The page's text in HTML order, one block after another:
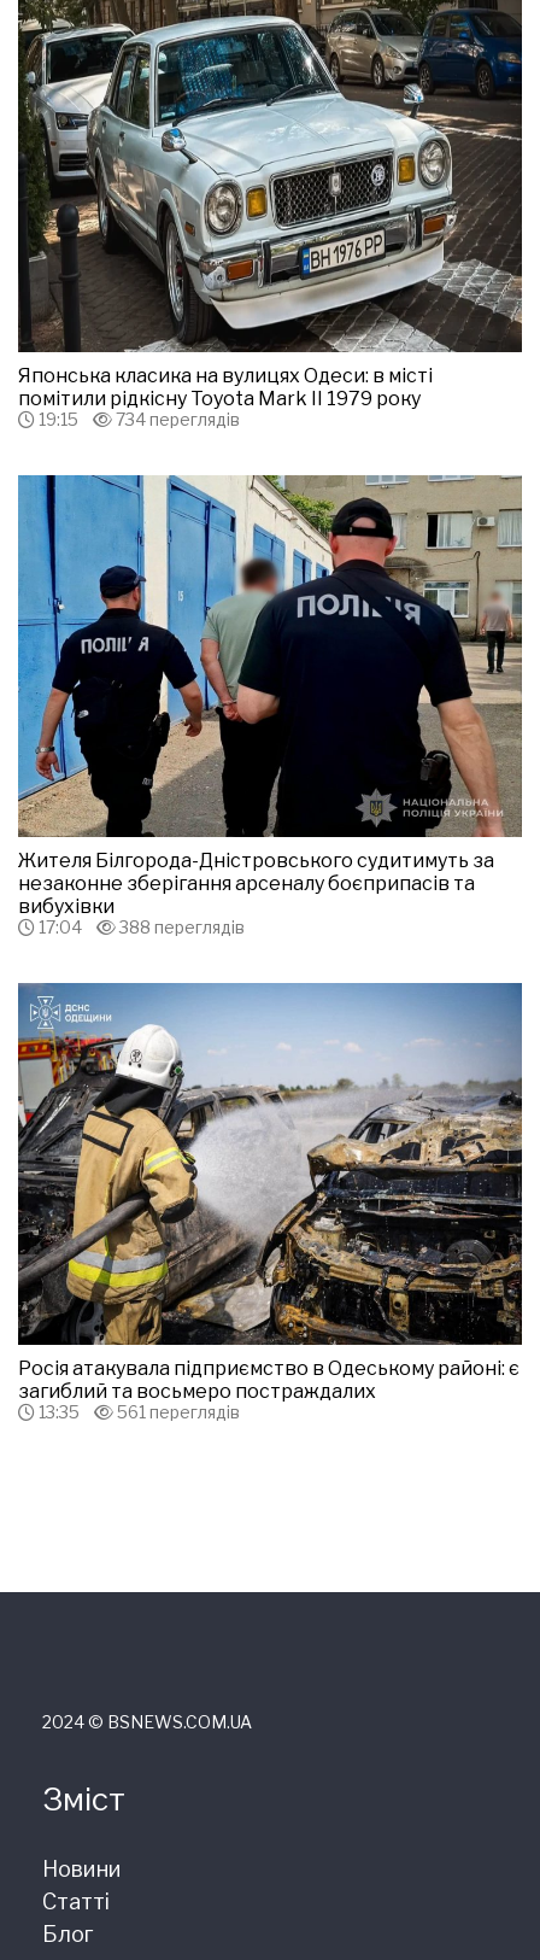
Японська класика на вулицях Одеси: в місті
помітили рідкісну Toyota Mark II 1979 року
19:15 734 переглядів
Жителя Білгорода-Дністровського судитимуть за
незаконне зберігання арсеналу боєприпасів та
вибухівки
17:04 388 переглядів
Росія атакувала підприємство в Одеському районі: є
загиблий та восьмеро постраждалих
13:35 561 переглядів
2024 © ВSNEWS.COM.UA
Зміст
Новини
Статті
Блог